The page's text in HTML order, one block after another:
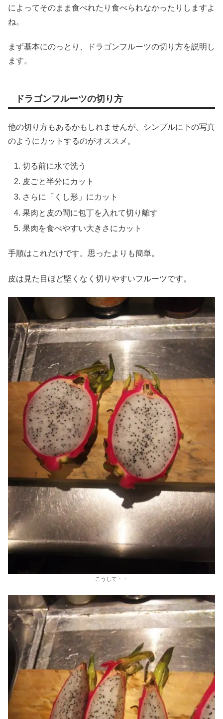
によってそのまま食べれたり食べられなかったりしますよ
ね。
まず基本にのっとり、ドラゴンフルーツの切り方を説明し
ます。
ドラゴンフルーツの切り方
他の切り方もあるかもしれませんが、シンプルに下の写真
のようにカットするのがオススメ。
切る前に水で洗う
皮ごと半分にカット
さらに「くし形」にカット
果肉と皮の間に包丁を入れて切り離す
果肉を食べやすい大きさにカット
手順はこれだけです。思ったよりも簡単。
皮は見た目ほど堅くなく切りやすいフルーツです。
こうして・・